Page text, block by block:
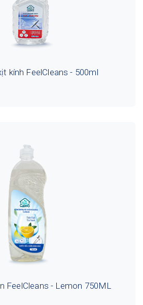
kính FeelCleans - 500ml
FeelCleans - Lemon 750ML